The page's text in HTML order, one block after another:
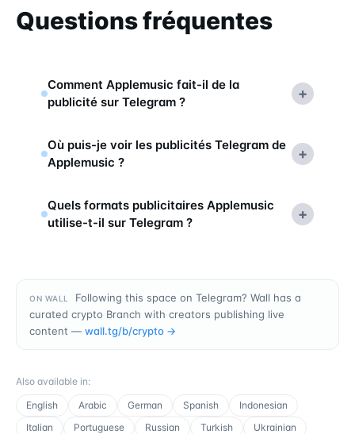
Questions fréquentes
Comment Applemusic fait-il de la
publicité sur Telegram ?
+
Où puis-je voir les publicités Telegram de
Applemusic ?
+
Quels formats publicitaires Applemusic
utilise-t-il sur Telegram ?
+
ON WALL
Following this space on Telegram? Wall has a
curated crypto Branch with creators publishing live
content — wall.tg/b/crypto →
Also available in:
English
Arabic German Spanish
Indonesian
Italian
Portuguese Russian Turkish Ukrainian